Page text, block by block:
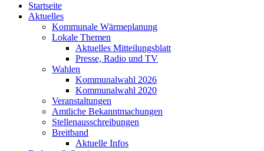
Startseite
Aktuelles
Kommunale Wärmeplanung
Lokale Themen
Aktuelles Mitteilungsblatt
Presse, Radio und TV
Wahlen
Kommunalwahl 2026
Kommunalwahl 2020
Veranstaltungen
Amtliche Bekanntmachungen
Stellenausschreibungen
Breitband
Aktuelle Infos